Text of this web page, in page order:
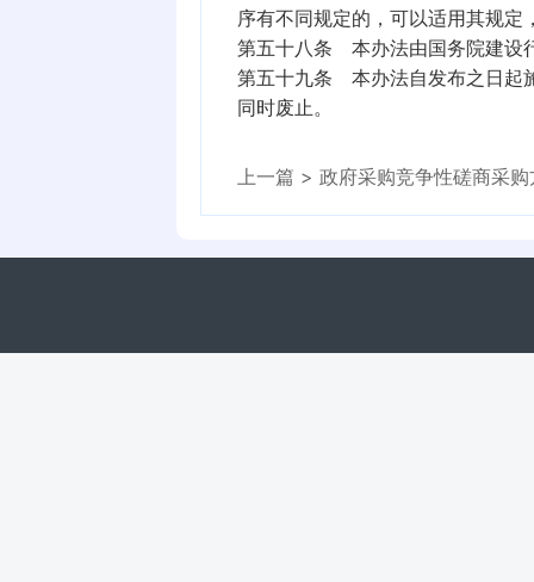
序有不同规定的，可以适用其规
第五十八条 本办法由国务院建设
第五十九条 本办法自发布之日起
同时废止。
上一篇 > 政府采购竞争性磋商采购方式